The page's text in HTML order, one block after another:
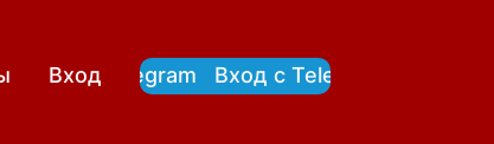
Вход
Вход с Telegram Вход с Telegram